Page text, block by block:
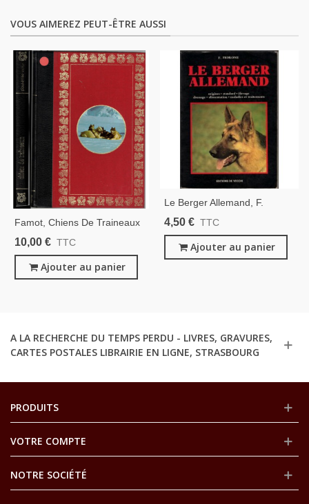
VOUS AIMEREZ PEUT-ÊTRE AUSSI
Famot, Chiens De Traineaux
Compagnons Du Risque,
Grand Nord, Explorateurs,
Alaska, Chiens,
10,00 € TTC
Ajouter au panier
Le Berger Allemand, F.
Fiorone, 1989 - Animaux
4,50 € TTC
Ajouter au panier
A LA RECHERCHE DU TEMPS PERDU - LIVRES, GRAVURES,
CARTES POSTALES LIBRAIRIE EN LIGNE, STRASBOURG
PRODUITS
VOTRE COMPTE
NOTRE SOCIÉTÉ